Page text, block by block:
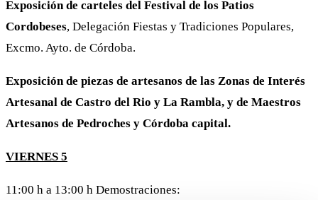
Exposición de carteles del Festival de los Patios
Cordobeses, Delegación Fiestas y Tradiciones Populares,
Excmo. Ayto. de Córdoba.
Exposición de piezas de artesanos de las Zonas de Interés
Artesanal de Castro del Rio y La Rambla, y de Maestros
Artesanos de Pedroches y Córdoba capital.
VIERNES 5
11:00 h a 13:00 h Demostraciones: